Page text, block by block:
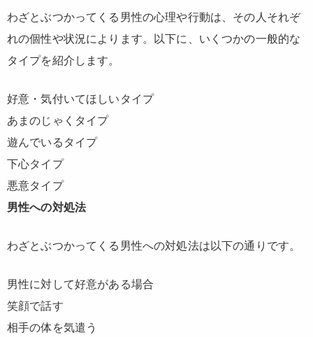
わざとぶつかってくる男性の心理や行動は、その人それぞ
れの個性や状況によります。以下に、いくつかの一般的な
タイプを紹介します。
好意・気付いてほしいタイプ
あまのじゃくタイプ
遊んでいるタイプ
下心タイプ
悪意タイプ
男性への対処法
わざとぶつかってくる男性への対処法は以下の通りです。
男性に対して好意がある場合
笑顔で話す
相手の体を気遣う